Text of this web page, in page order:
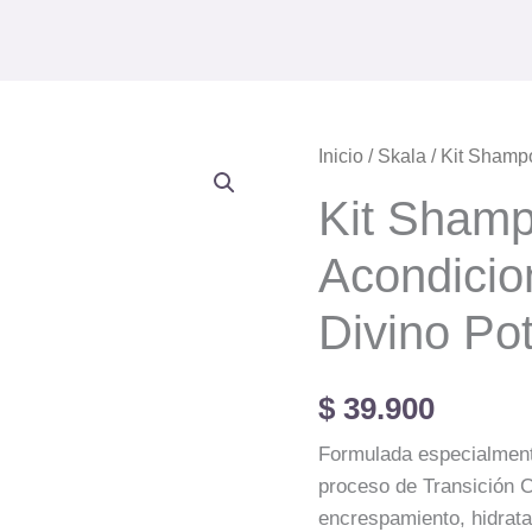
Inicio/ Skala / Kit
Kit
Divino
$39.900
Formulada
proceso de Transición
encrespamiento,
Kit
Y
Acondicionador
Skala
Divino
Potao